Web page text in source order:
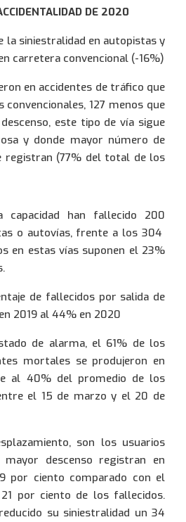
DE 2020
la siniestralidad en autopistas y
carretera convencional (-16%)
en accidentes de tráfico que
127 menos que
este tipo de vía sigue
y donde mayor número de
registran (77% del total de los
han fallecido 200
o autovías, frente a los 304
en estas vías suponen el 23%
de fallecidos por salida de
2019 al 44% en 2020
de alarma, el 61% de los
mortales se produjeron en
al 40% del promedio de los
el 15 de marzo y el 20 de
son los usuarios
descenso registran en
por ciento comparado con el
por ciento de los fallecidos.
su siniestralidad un 34
( Espainiako)
(Frantziako